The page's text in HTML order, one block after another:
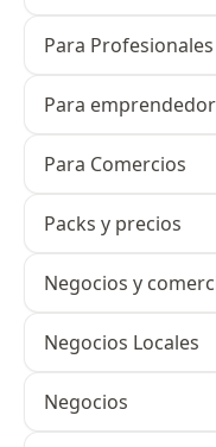
Para
Para
Para Comercios
Packs y precios
Negocios y
Negocios Locales
Negocios